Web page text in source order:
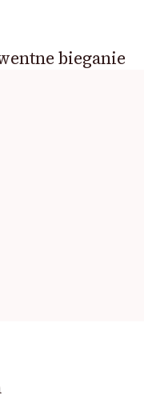
bieganie